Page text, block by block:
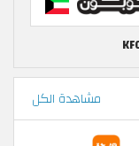
مشاهدة الكل